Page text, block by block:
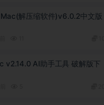
解压缩软件)v6.0.2中文版
v2.14.0 AI助手工具 破解版下